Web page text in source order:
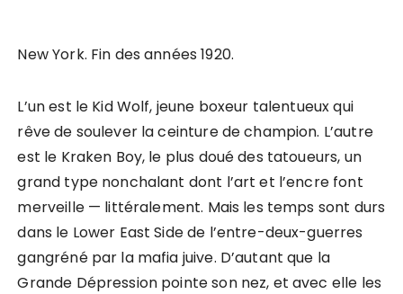
New York. Fin des années 1920.
L’un est le Kid Wolf, jeune boxeur talentueux qui
rêve de soulever la ceinture de champion. L’autre
est le Kraken Boy, le plus doué des tatoueurs, un
grand type nonchalant dont l’art et l’encre font
merveille — littéralement. Mais les temps sont durs
dans le Lower East Side de l’entre-deux-guerres
gangréné par la mafia juive. D’autant que la
Grande Dépression pointe son nez, et avec elle les